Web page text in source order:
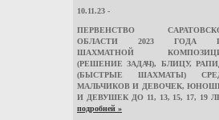
10.11.23 -
ПЕРВЕНСТВО
ОБЛАСТИ 2023 ГОДА
ШАХМАТНОЙ
(РЕШЕНИЕ ЗАДАЧ), БЛИЦУ,
(БЫСТРЫЕ ШАХМАТЫ)
МАЛЬЧИКОВ И ДЕВОЧЕК,
И ДЕВУШЕК ДО 11, 13, 15, 17, 19
подробней »